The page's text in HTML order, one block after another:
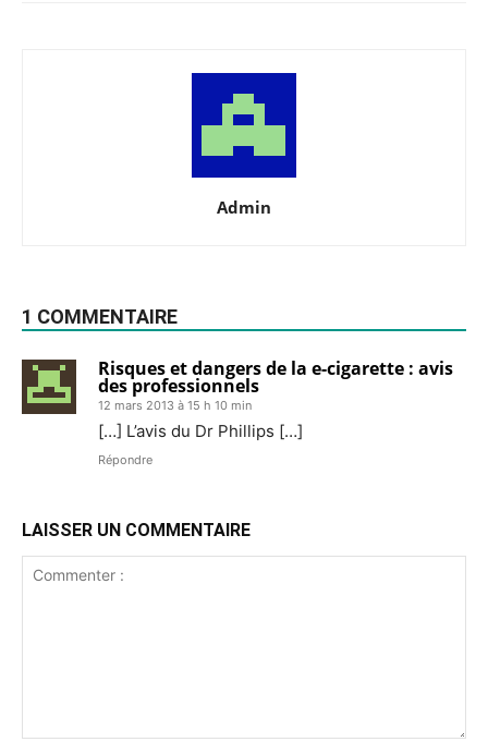
Admin
1 COMMENTAIRE
Risques et dangers de la e-cigarette : avis
des professionnels
12 mars 2013 à 15 h 10 min
[…] L’avis du Dr Phillips […]
Répondre
LAISSER UN COMMENTAIRE